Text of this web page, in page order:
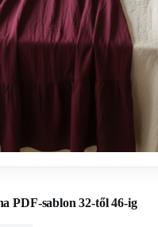
PDF-sablon 32-től 46-ig